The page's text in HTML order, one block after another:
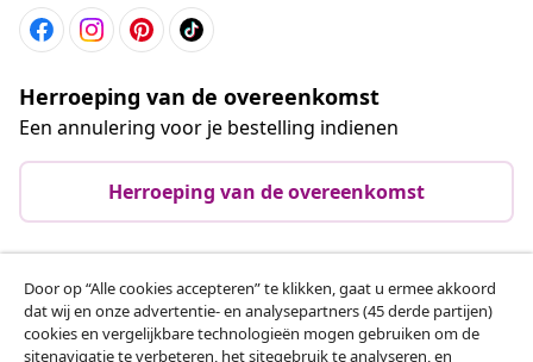
Herroeping van de overeenkomst
Een annulering voor je bestelling indienen
Herroeping van de overeenkomst
Klantenservice
Door op “Alle cookies accepteren” te klikken, gaat u ermee akkoord
dat wij en onze advertentie- en analysepartners (45 derde partijen)
cookies en vergelijkbare technologieën mogen gebruiken om de
sitenavigatie te verbeteren, het sitegebruik te analyseren, en